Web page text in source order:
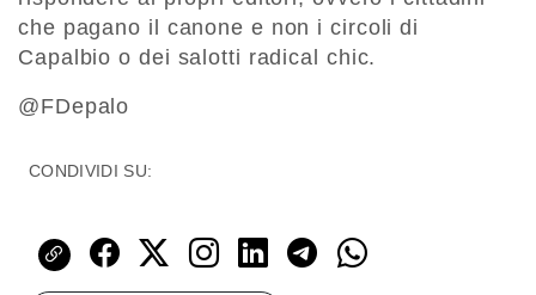
che pagano il canone e non i circoli di
Capalbio o dei salotti radical chic.
@FDepalo
CONDIVIDI SU: